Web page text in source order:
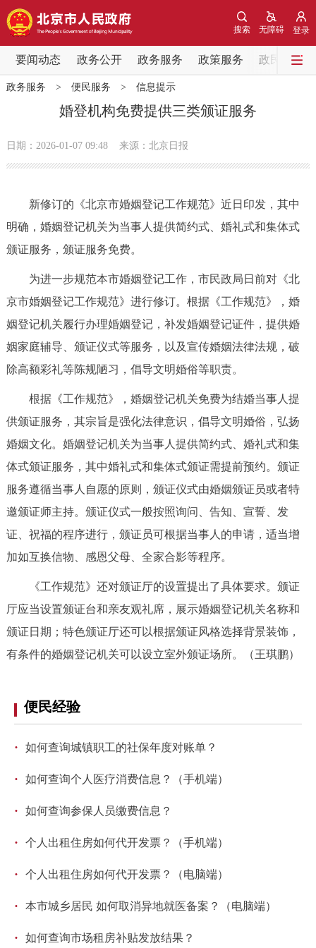
登录
无障碍
搜索
要闻动态 政务公开 政务服务 政策服务 政民互动
要闻动态
党中央精神 国务院信息
政务公开
市领导
决策公开
政务服务
个人服务 法人服务 部门服务
便民服务 利企服务 投资项目
中介服务 阳光政务
12345网上接诉即办 我要咨询
参与调查 在线访谈 图说互动
走进北京
绿色北京
多语种
ENGLISH 한국어
ESPAÑOL العربية
ITALIANO
政务服务 > 便民服务 > 信息提示
婚登机构免费提供三类颁证服务
日期：2026-01-07 09:48 来源：北京日报
新修订的《北京市婚姻登记工作规范》近日印发，其中
明确，婚姻登记机关为当事人提供简约式、婚礼式和集体式
颁证服务，颁证服务免费。
为进一步规范本市婚姻登记工作，市民政局日前对《北
京市婚姻登记工作规范》进行修订。根据《工作规范》，婚
姻登记机关履行办理婚姻登记，补发婚姻登记证件，提供婚
姻家庭辅导、颁证仪式等服务，以及宣传婚姻法律法规，破
除高额彩礼等陈规陋习，倡导文明婚俗等职责。
根据《工作规范》，婚姻登记机关免费为结婚当事人提
供颁证服务，其宗旨是强化法律意识，倡导文明婚俗，弘扬
婚姻文化。婚姻登记机关为当事人提供简约式、婚礼式和集
体式颁证服务，其中婚礼式和集体式颁证需提前预约。颁证
服务遵循当事人自愿的原则，颁证仪式由婚姻颁证员或者特
邀颁证师主持。颁证仪式一般按照询问、告知、宣誓、发
证、祝福的程序进行，颁证员可根据当事人的申请，适当增
加如互换信物、感恩父母、全家合影等程序。
《工作规范》还对颁证厅的设置提出了具体要求。颁证
厅应当设置颁证台和亲友观礼席，展示婚姻登记机关名称和
颁证日期；特色颁证厅还可以根据颁证风格选择背景装饰，
有条件的婚姻登记机关可以设立室外颁证场所。（王琪鹏）
便民经验
· 如何查询城镇职工的社保年度对账单？
· 如何查询个人医疗消费信息？（手机端）
· 如何查询参保人员缴费信息？
· 个人出租住房如何代开发票？（手机端）
· 个人出租住房如何代开发票？（电脑端）
· 本市城乡居民 如何取消异地就医备案？（电脑端）
· 如何查询市场租房补贴发放结果？